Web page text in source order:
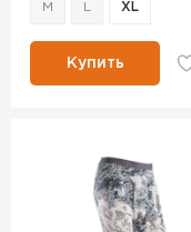
M XL
Купить